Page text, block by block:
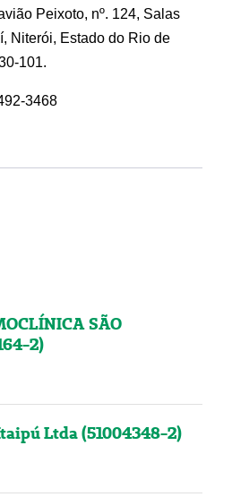
Peixoto, nº. 124, Salas
Niterói, Estado do Rio de
101.
3468
SÃO
2)
Ltda (51004348-2)